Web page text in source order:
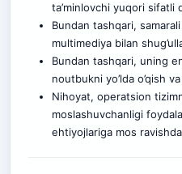
ta’minlovchi yuqori sifatli
Bundan tashqari,
multimediya bilan
Bundan tashqari, uning
noutbukni yo’lda o’qish
Nihoyat, operatsion
moslashuvchanligi
ehtiyojlariga mos